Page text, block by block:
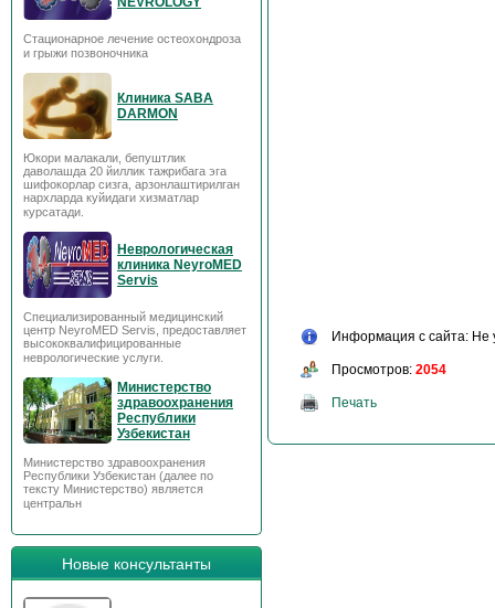
Стационарное лечение остеохондроза
и грыжи позвоночника
Клиника SABA
DARMON
Юкори малакали, бепуштлик
даволашда 20 йиллик тажрибага эга
шифокорлар сизга, арзонлаштирилган
нархларда куйидаги хизматлар
курсатади.
Неврологическая
клиника NeyroMED
Servis
Специализированный медицинский
центр NeyroMED Servis, предоставляет
высококвалифицированные
неврологические услуги.
Министерство
здравоохранения
Республики
Узбекистан
Министерство здравоохранения
Республики Узбекистан (далее по
тексту Министерство) является
центральн
Новые консультанты
Информация с сайта: Не
Просмотров: 2054
Печать